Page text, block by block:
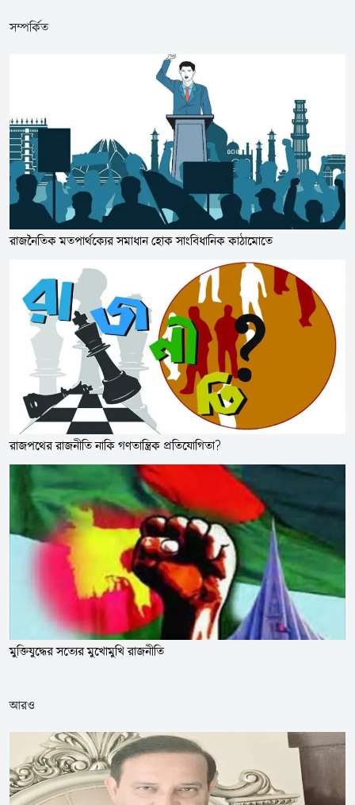
সম্পর্কিত
রাজনৈতিক মতপার্থক্যের সমাধান হোক সাংবিধানিক কাঠামোতে
রাজপথের রাজনীতি নাকি গণতান্ত্রিক প্রতিযোগিতা?
মুক্তিযুদ্ধের সত্যের মুখোমুখি রাজনীতি
আরও